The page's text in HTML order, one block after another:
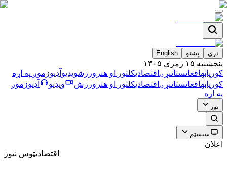
دری پښتو English
پنجشنبه ۱۵ زمری ۱۴۰۵
کورپاڼهافغانستاننړۍ اقتصاديکلتور او هنر ورزشویډیو آډیوزموږ په اړه
کورپاڼهافغانستاننړۍ اقتصاديکلتور او هنر ورزش ویډیو آډیوزموږ
په اړه
نور
سیسټم
اعلان
اقتصاديټوس نیوز